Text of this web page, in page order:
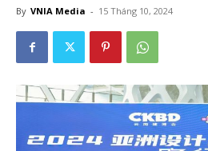
By VNIA Media - 15 Tháng 10, 2024